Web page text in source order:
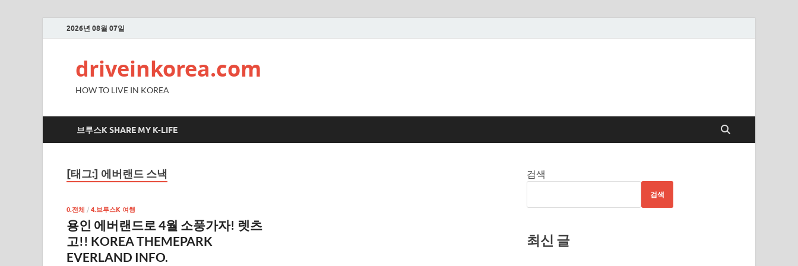
2026년 08월 07일
driveinkorea.com
HOW TO LIVE IN KOREA
브루스K SHARE MY K-LIFE
[태그:] 에버랜드 스낵
0.전체 / 4.브루스K 여행
용인 에버랜드로 4월 소풍가자! 렛츠
고!! KOREA THEMEPARK
EVERLAND INFO.
검색
검색
최신 글